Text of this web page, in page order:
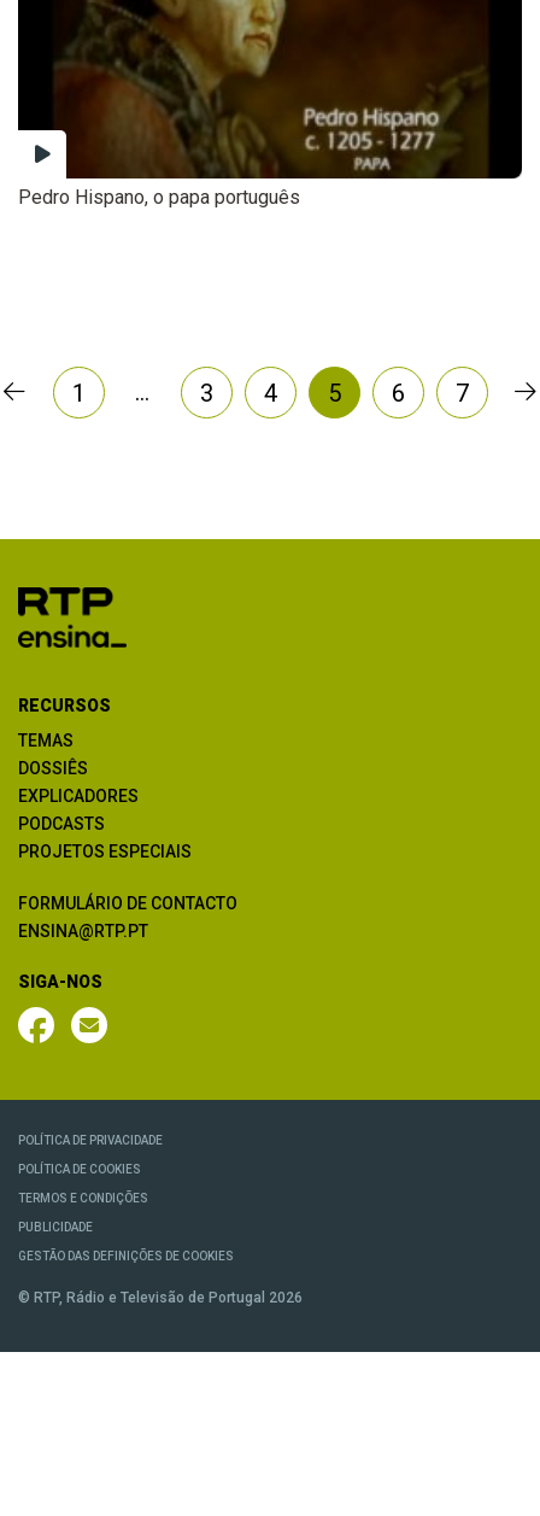
Pedro Hispano, o papa português
1 … 3 4 5 6 7
RECURSOS
TEMAS
DOSSIÊS
EXPLICADORES
PODCASTS
PROJETOS ESPECIAIS
FORMULÁRIO DE CONTACTO
ENSINA@RTP.PT
SIGA-NOS
POLÍTICA DE PRIVACIDADE
POLÍTICA DE COOKIES
TERMOS E CONDIÇÕES
PUBLICIDADE
GESTÃO DAS DEFINIÇÕES DE COOKIES
© RTP, Rádio e Televisão de Portugal 2026